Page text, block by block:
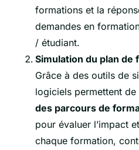
formations et la
demandes en
/ étudiant.
Simulation du plan de
Grâce à des outils de
logiciels permettent de
des parcours de
pour évaluer l’impact
chaque formation,